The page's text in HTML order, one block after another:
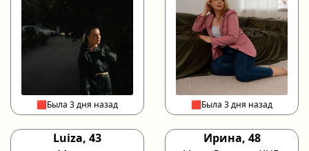
🟥Была 3 дня назад 🟥Была 3 дня назад
Luiza, 43
Ирина, 48